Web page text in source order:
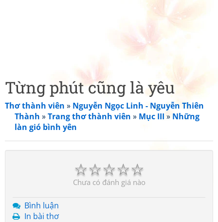
Từng phút cũng là yêu
Thơ thành viên » Nguyễn Ngọc Linh - Nguyễn Thiên
Thành »Trang thơ thành viên » Mục III » Những
làn gió bình yên
☆
☆
☆
☆
☆
Chưa có đánh giá nào
Bình luận
In bài thơ